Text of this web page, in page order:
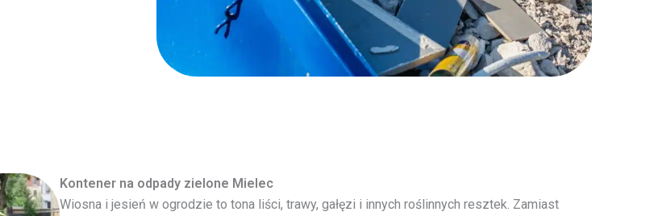
Kontener na odpady zielone Mielec
Wiosna i jesień w ogrodzie to tona liści, trawy, gałęzi i innych roślinnych resztek. Zamiast